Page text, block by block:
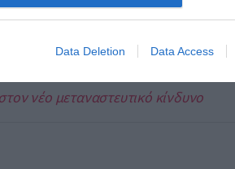
Data Deletion Data Access
Πόλεμος στη Μέση Ανατολή
την Ελλάδα
στη δημιουργία
πολιτική
νέο μεταναστευτικό κίνδυνο